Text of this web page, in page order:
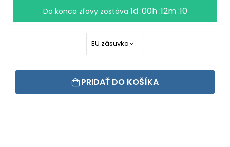
Do konca zľavy zostáva 1d :00h :12m :09
PRIDAŤ DO KOŠÍKA